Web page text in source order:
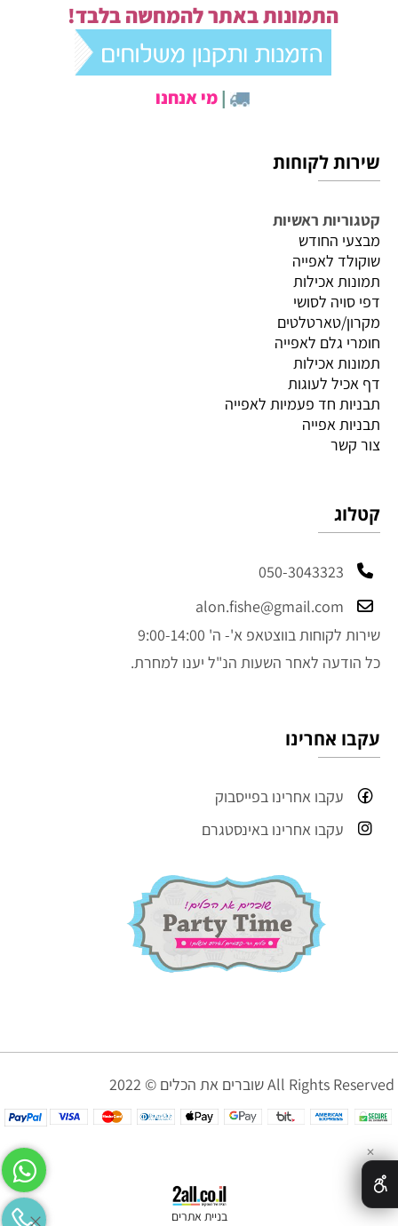
התמונות באתר להמחשה בלבד!
|מי אנחנו
שירות לקוחות
קטגוריות ראשיות
מבצעי החודש
שוקולד לאפייה
תמונות אכילות
דפי סויה לסושי
מקרון/טארטלטים
חומרי גלם לאפייה
תמונות אכילות
דף אכיל לעוגות
תבניות חד פעמיות לאפייה
תבניות אפייה
צור קשר
קטלוג
050-3043323
alon.fishe@gmail.com
שירות לקוחות בווצטאפ א'- ה' 9:00-14:00
כל הודעה לאחר השעות הנ"ל יענו למחרת.
עקבו אחרינו
עקבו אחרינו בפייסבוק
עקבו אחרינו באינסטגרם
שוברים את הכלים © 2022 All Rights Reserved
בניית אתרים
✕